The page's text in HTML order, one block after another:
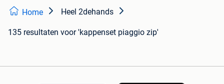
Home Heel 2dehands
135 resultaten voor 'kappenset piaggio zip'